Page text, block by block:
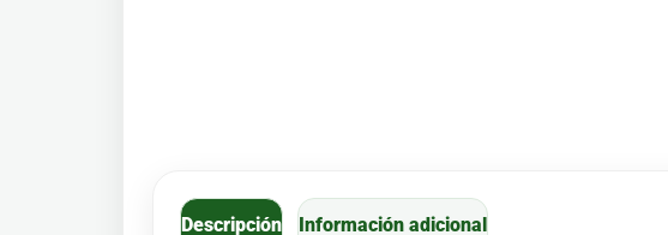
Descripción Información adicional